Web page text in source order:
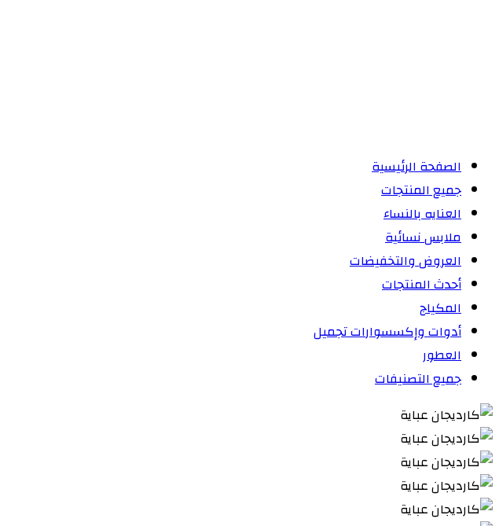
الصفحة الرئيسية
جميع المنتجات
العنايه بالنساء
ملابس نسائية
العروض والتخفيضات
أحدث المنتجات
المكياج
أدوات وإكسسوارات تجميل
العطور
جميع التصنيفات